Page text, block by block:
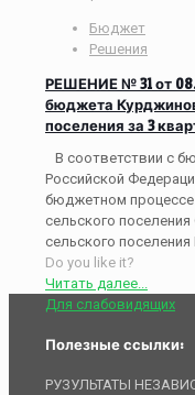
Бюджет
Решения
РЕШЕНИЕ № 31 от
бюджета
поселения за 3
В соответствии с
Российской
бюджетном
сельского
сельского
Do you like it?
Читать далее...
Для слабовидящих
Полезные ссылки:
РУЗУЛЬТАТЫ